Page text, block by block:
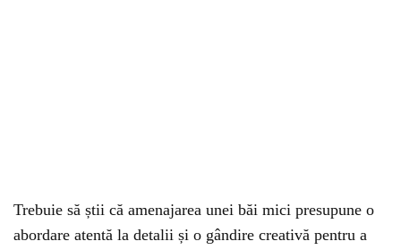
Trebuie să știi că amenajarea unei băi mici presupune o
abordare atentă la detalii și o gândire creativă pentru a